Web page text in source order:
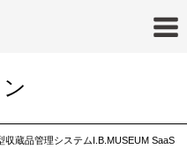
収蔵品管理システムI.B.MUSEUM SaaS